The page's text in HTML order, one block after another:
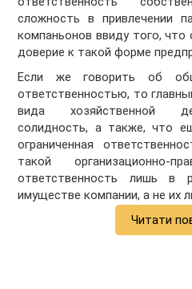
сложность в привлечении
компаньонов ввиду того, что
доверие к такой форме
Если же говорить об
ответственностью, то
вида хозяйственной
солидность, а также, что
ограниченная
такой организационно-
ответственность лишь в
имуществе компании, а не их
Читати